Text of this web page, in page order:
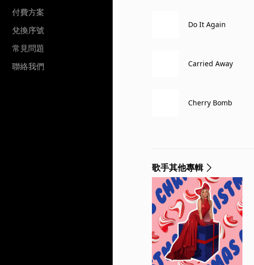
付費方案
兌換序號
常見問題
聯絡我們
Do It Again
Carried Away
Cherry Bomb
歌手其他專輯